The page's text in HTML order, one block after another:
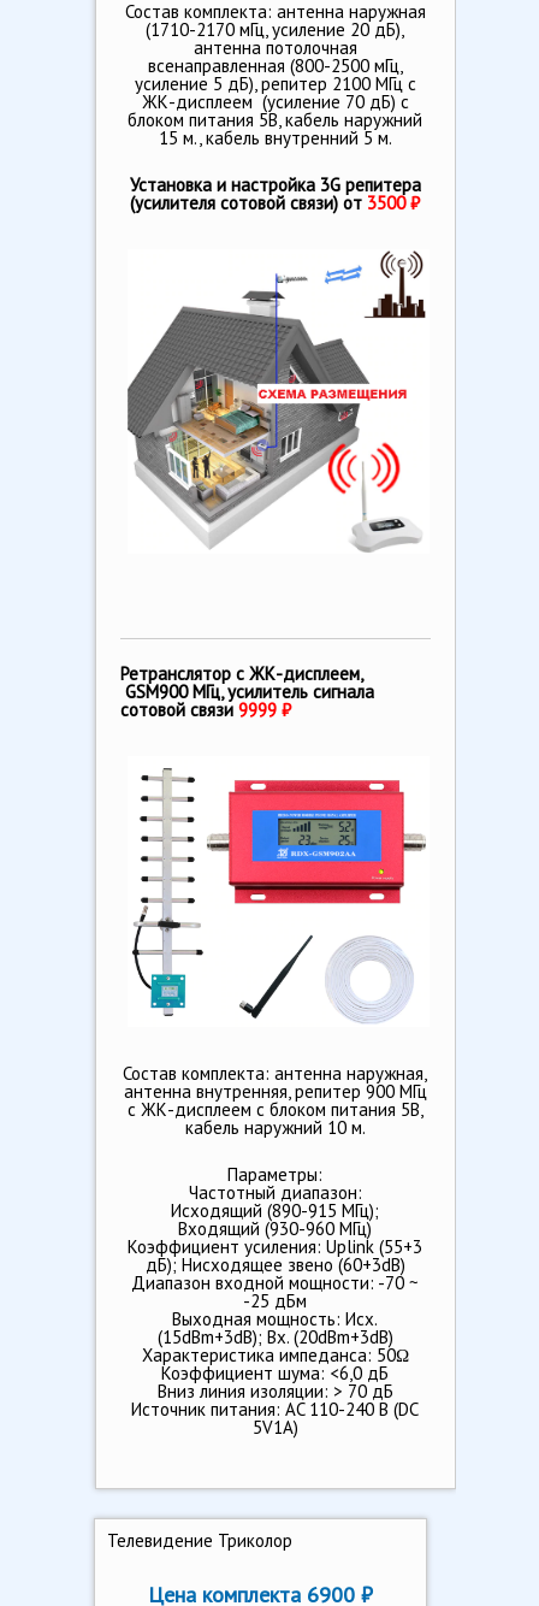
Состав комплекта: антенна наружная
(1710-2170 мГц, усиление 20 дБ),
антенна потолочная
всенаправленная (800-2500 мГц,
усиление 5 дБ), репитер 2100 МГц c
ЖК-дисплеем (усиление 70 дБ) с
блоком питания 5В, кабель наружний
15 м., кабель внутренний 5 м.
Установка и настройка 3G репитера
(усилителя сотовой связи) от 3500 ₽
Ретранслятор с ЖК-дисплеем,
GSM900 МГц, усилитель сигнала
сотовой связи 9999 ₽
Состав комплекта: антенна наружная,
антенна внутренняя, репитер 900 МГц
c ЖК-дисплеем с блоком питания 5В,
кабель наружний 10 м.
Параметры:
Частотный диапазон:
Исходящий (890-915 МГц);
Входящий (930-960 МГц)
Коэффициент усиления: Uplink (55+3
дБ); Нисходящее звено (60+3dB)
Диапазон входной мощности: -70 ~
-25 дБм
Выходная мощность: Исх.
(15dBm+3dB); Вх. (20dBm+3dB)
Характеристика импеданса: 50Ω
Коэффициент шума: <6,0 дБ
Вниз линия изоляции: > 70 дБ
Источник питания: AC 110-240 В (DC
5V1A)
Телевидение Триколор
Цена комплекта 6900 ₽